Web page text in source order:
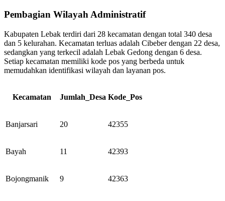
Pembagian Wilayah Administratif
Kabupaten Lebak terdiri dari 28 kecamatan dengan total 340 desa
dan 5 kelurahan. Kecamatan terluas adalah Cibeber dengan 22 desa,
sedangkan yang terkecil adalah Lebak Gedong dengan 6 desa.
Setiap kecamatan memiliki kode pos yang berbeda untuk
memudahkan identifikasi wilayah dan layanan pos.
Kecamatan Jumlah_Desa Kode_Pos
Banjarsari 20 42355
Bayah 11 42393
Bojongmanik 9 42363